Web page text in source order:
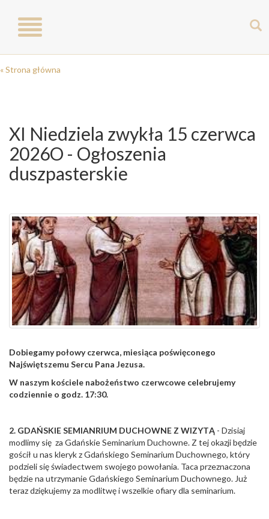
Toggle
navigation
« Strona główna
XI Niedziela zwykła 15 czerwca
2026O - Ogłoszenia
duszpasterskie
Dobiegamy połowy czerwca, miesiąca poświęconego
Najświętszemu Sercu Pana Jezusa.
W naszym kościele nabożeństwo czerwcowe celebrujemy
codziennie o godz. 17:30.
2. GDAŃSKIE SEMIANRIUM DUCHOWNE Z WIZYTĄ - Dzisiaj
modlimy się za Gdańskie Seminarium Duchowne. Z tej okazji będzie
gościł u nas kleryk z Gdańskiego Seminarium Duchownego, który
podzieli się świadectwem swojego powołania. Taca przeznaczona
będzie na utrzymanie Gdańskiego Seminarium Duchownego. Już
teraz dziękujemy za modlitwę i wszelkie ofiary dla seminarium.